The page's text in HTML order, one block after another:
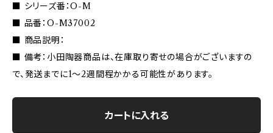
■ シリーズ番：O-M
■ 品番：O-M37002
■ 商品説明：
■ 備考：小田陶器商品は、在庫取り寄せの場合がございますの
で、発送までに1〜2週間程かかる可能性があります。
カートに入れる